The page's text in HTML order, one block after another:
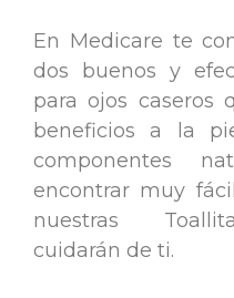
En Medicare te
dos buenos y
para ojos caseros
beneficios a la
componentes
encontrar muy
nuestras
cuidarán de ti.